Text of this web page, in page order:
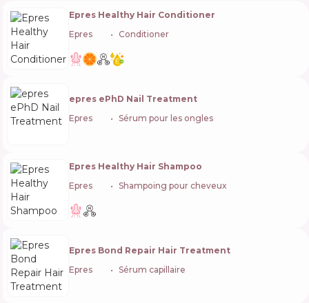
Epres Healthy Hair Conditioner
Epres
Conditioner
epres ePhD Nail Treatment
Epres
Sérum pour les ongles
Epres Healthy Hair Shampoo
Epres
Shampoing pour cheveux
Epres Bond Repair Hair Treatment
Epres
Sérum capillaire